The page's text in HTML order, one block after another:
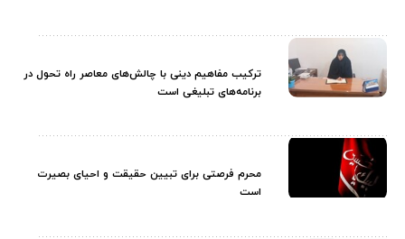
ترکیب مفاهیم دینی با چالش‌های معاصر راه تحول در
برنامه‌های تبلیغی است
محرم فرصتی برای تبیین حقیقت و احیای بصیرت
است